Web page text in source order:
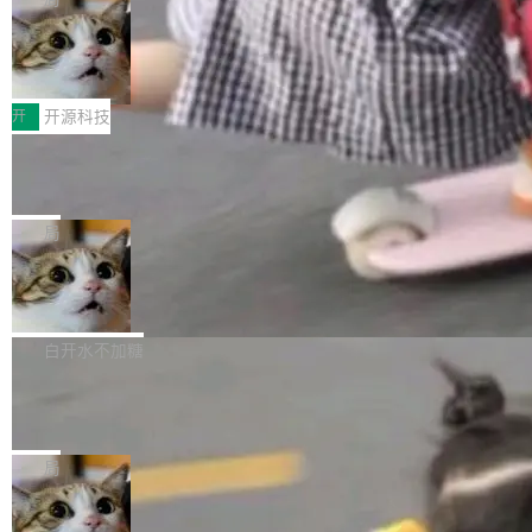
哪些组合有效，作者说，你得靠"文档、校验、或
者部落知识"。 换个写法。Rust 的 enum，两个
变体：Switchable...
有科技公司做的一样。只不过，实际上它不一
样。这是 Sandstorm.io 的重制版，我十年前的
那个创业公司。不同的是，这次它构建在 Cloudf
lare Workers 上——我花了九年时间搭建的平台
——并且深度集成了 AI。这基本上是我十年秘密
Workers 和 Durable Objects 的守护进程。 设
计思路很直接：每个对象是一个独立的 SQLite
数据库，按名称寻址，复制到你自己的 S3 兼容
存储库里。节点之间只通过这个存储库协调——
没有控制平面，没有共识协议。每个对象自带一
个小型数据库，应用天然按分片构建，单个数据
库的竞争和爆炸半径问题在设计层面就被消除
了。 闲置的 cell 会休眠到几乎不占资源。当 cel
l 迁移或唤醒时，新宿主从 S3 恢复 SQLite 数据
库继续执行。存储库是持久化的唯一真相...
鲁大师7月新机性能/流畅/AI榜：vivo夺
性能、流畅双第一，三星Galaxy Z系列
新折叠缺席
2026年7月的手机市场，由于存储等硬件成本暴
增，手机厂商的日子也不好过啊，新机速度明显
放缓，因此硝烟味淡了许多。新机参数规格除开
高价的三星折叠（三星Galaxy Z Fold8 Ultra / Z
Fold8 / Z Flip8）外，其余要么是中低端机器，
例如iQOO Z11i、REDMI Note 17、REDMI No
te 17 Pro、OPPO K15，要么是vivo X300 E这
样的次旗舰。 Galaxy Z Fold8 Ultra / Z Fold8 /
Z Flip8三款折叠屏新机均在7月22日发布，且全
部搭载骁龙8 Elite Gen5 for Galaxy，它们本该
开 开源科技
Zed 编辑器团队发布了新项目——DeltaDB，一
个在 git commit 之间记录每一次编辑操作的版
本控制系统。目前处于 Early Access 阶段。 De
ltaDB 的核心思路直接写在 landing page 最显
眼的位置：「Software is made between com
mits」——软件是在 commit 之间写出来的。git
是把这段空隙补上。 回退到任何一次编辑：Delt
aDB 捕获 commit 之间的每一次操作，...
局
SpaceXAI 单季资本开支达 183 亿美元
根据风险投资人Tomer Tunguz 博客（VC 分
析）披露的最新分析与第二季度业绩报告，Spac
微软同期总资本开支的四成。 与亚马逊、Alpha
bet、微软以及 Meta 等传统科技巨头相比，Spa
ceXAI的资金消耗速度尤为引人瞩目。然而，支
白开水不加糖
一个在终端里运行的编程 agent；Muse Spark
1.2，驱动这个 agent 的新模型。一句话概括：
你可以用 curl -fsSL https://dev.meta.ai/install.
局
美团开源 LoHoSearch，用知识图谱校